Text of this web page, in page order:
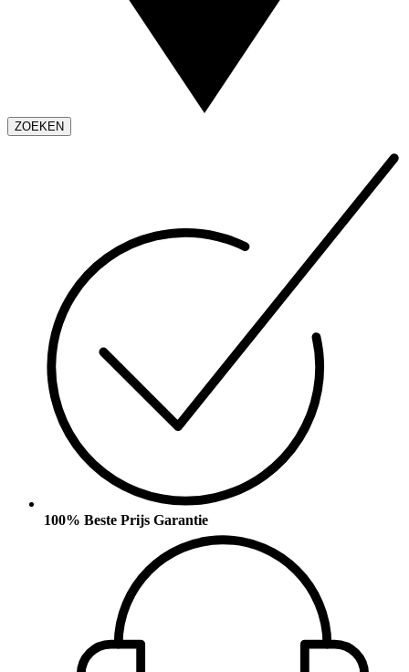
ZOEKEN
100% Beste Prijs Garantie